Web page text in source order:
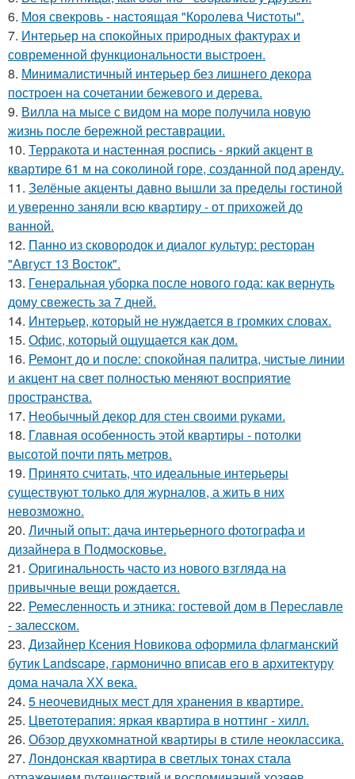
6. Моя свекровь - настоящая "Королева Чистоты".
7. Интерьер на спокойных природных фактурах и
современной функциональности выстроен.
8. Минималистичный интерьер без лишнего декора
построен на сочетании бежевого и дерева.
9. Вилла на мысе с видом на море получила новую
жизнь после бережной реставрации.
10. Терракота и настенная роспись - яркий акцент в
квартире 61 м на соколиной горе, созданной под аренду.
11. Зелёные акценты давно вышли за пределы гостиной
и уверенно заняли всю квартиру - от прихожей до
ванной.
12. Панно из сковородок и диалог культур: ресторан
"Август 13 Восток".
13. Генеральная уборка после нового года: как вернуть
дому свежесть за 7 дней.
14. Интерьер, который не нуждается в громких словах.
15. Офис, который ощущается как дом.
16. Ремонт до и после: спокойная палитра, чистые линии
и акцент на свет полностью меняют восприятие
пространства.
17. Необычный декор для стен своими руками.
18. Главная особенность этой квартиры - потолки
высотой почти пять метров.
19. Принято считать, что идеальные интерьеры
существуют только для журналов, а жить в них
невозможно.
20. Личный опыт: дача интерьерного фотографа и
дизайнера в Подмосковье.
21. Оригинальность часто из нового взгляда на
привычные вещи рождается.
22. Ремесленность и этника: гостевой дом в Переславле
- залесском.
23. Дизайнер Ксения Новикова оформила флагманский
бутик Landscape, гармонично вписав его в архитектуру
дома начала ХХ века.
24. 5 неочевидных мест для хранения в квартире.
25. Цветотерапия: яркая квартира в ноттинг - хилл.
26. Обзор двухкомнатной квартиры в стиле неоклассика.
27. Лондонская квартира в светлых тонах стала